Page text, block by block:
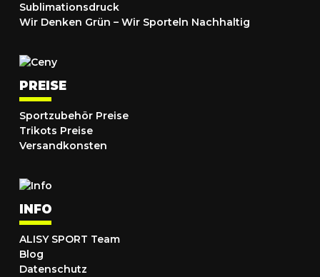
Sublimationsdruck
Wir Denken Grün – Wir Sporteln Nachhaltig
PREISE
Sportzubehör Preise
Trikots Preise
Versandkonsten
INFO
ALISY SPORT Team
Blog
Datenschutz